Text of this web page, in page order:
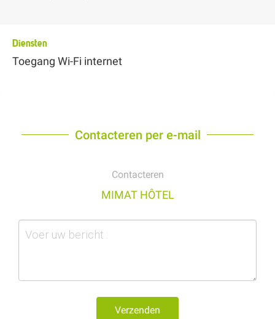
Diensten
Toegang Wi-Fi internet
Contacteren per e-mail
Contacteren
MIMAT HÔTEL
Verzenden